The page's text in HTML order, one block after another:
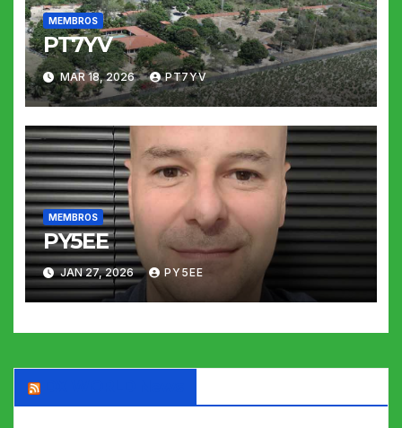
MEMBROS
PT7YV
MAR 18, 2026 PT7YV
MEMBROS
PY5EE
JAN 27, 2026 PY5EE